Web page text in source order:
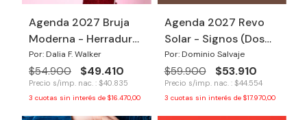
Agenda 2027 Bruja
Moderna - Herradura
(Dos días por página)
Por: Dalia F. Walker
$54.900 $49.410
Precio s/imp. nac. : $40.835
3 cuotas sin interés de $16.470,00
Agenda 2027 Revo
Solar - Signos (Dos
días por página)
Por: Dominio Salvaje
$59.900 $53.910
Precio s/imp. nac. : $44.554
3 cuotas sin interés de $17.970,00